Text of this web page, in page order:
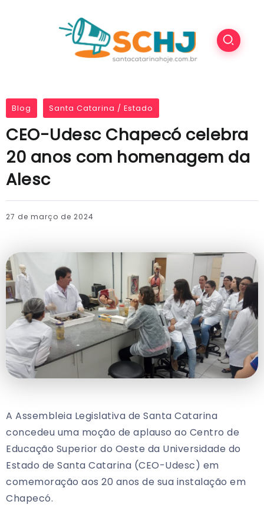
Blog Santa Catarina / Estado
CEO-Udesc Chapecó celebra
20 anos com homenagem da
Alesc
27 de março de 2024
A Assembleia Legislativa de Santa Catarina
concedeu uma moção de aplauso ao Centro de
Educação Superior do Oeste da Universidade do
Estado de Santa Catarina (CEO-Udesc) em
comemoração aos 20 anos de sua instalação em
Chapecó.